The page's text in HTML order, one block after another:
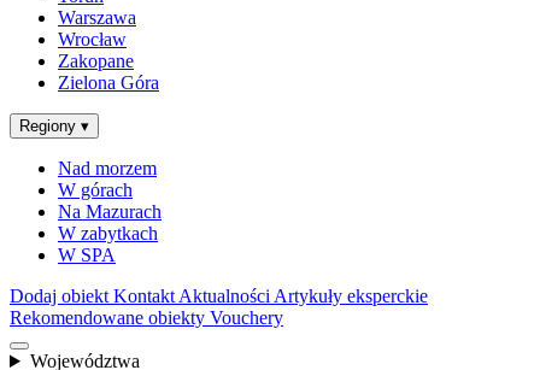
Warszawa
Wrocław
Zakopane
Zielona Góra
Regiony ▾
Nad morzem
W górach
Na Mazurach
W zabytkach
W SPA
Dodaj obiekt Kontakt Aktualności Artykuły eksperckie
Rekomendowane obiekty Vouchery
Województwa